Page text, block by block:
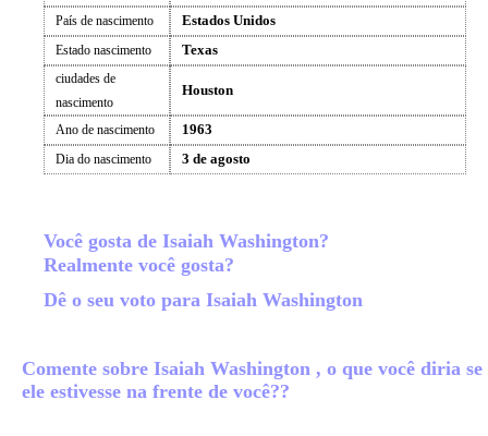
País de nascimento Estados Unidos
Estado nascimento Texas
ciudades de
nascimento
Houston
Ano de nascimento 1963
Dia do nascimento 3 de agosto
Você gosta de Isaiah Washington?
Realmente você gosta?
Dê o seu voto para Isaiah Washington
Comente sobre Isaiah Washington , o que você diria se
ele estivesse na frente de você??